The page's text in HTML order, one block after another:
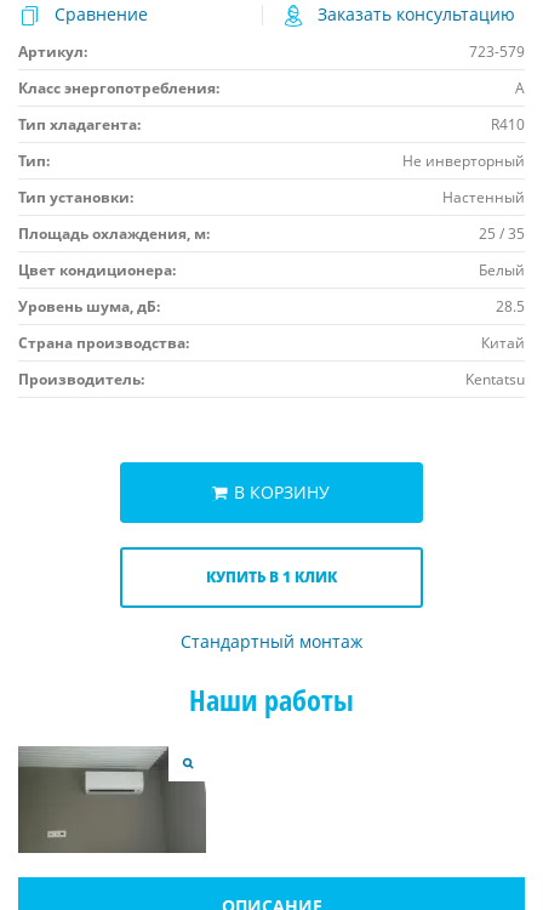
Сравнение Заказать консультацию
Артикул:
723-579
Класс энергопотребления:
A
Тип хладагента:
R410
Тип:
Не инверторный
Тип установки:
Настенный
Площадь охлаждения, м:
25 / 35
Цвет кондиционера:
Белый
Уровень шума, дБ:
28.5
Страна производства:
Китай
Производитель:
Kentatsu
В КОРЗИНУ
КУПИТЬ В 1 КЛИК
Стандартный монтаж
Наши работы
ОПИСАНИЕ